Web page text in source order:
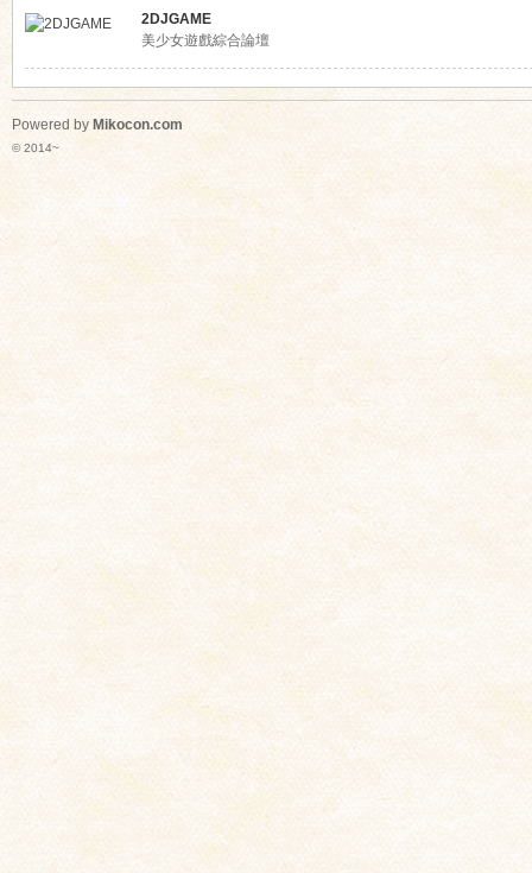
2DJGAME
美少女遊戲綜合論壇
Powered by Mikocon.com
© 2014~